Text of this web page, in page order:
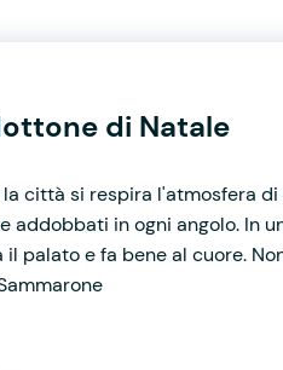
di Natale
città si respira l'atmosfera
addobbati in ogni angolo. In
il palato e fa bene al cuore.